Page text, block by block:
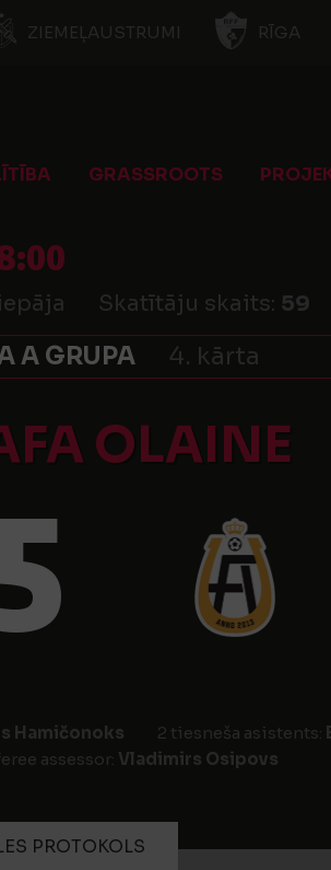
ZIEMEĻAUSTRUMI RĪGA
GRASSROOTS
Skatītāju skaits: 59
A GRUPA 4. kārta
OLAINE
Hamičonoks 2 tiesneša asistents:
assessor: Vladimirs Osipovs
PROTOKOLS